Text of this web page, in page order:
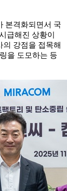
본격화되면서 국
급해진 상황이
강점을 접목해
을 도모하는 등